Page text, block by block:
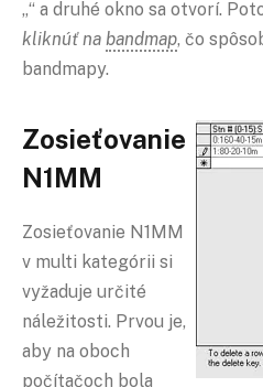
„“ a druhé okno sa otvorí.
kliknúť na bandmap, čo
bandmapy.
Zosieťovanie
N1MM
Zosieťovanie N1MM
v multi kategórii si
vyžaduje určité
náležitosti. Prvou je,
aby na oboch
počítačoch bola